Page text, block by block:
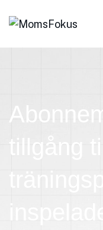
tillgång